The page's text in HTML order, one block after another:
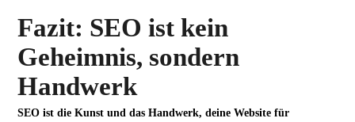
Fazit: SEO ist kein
Geheimnis, sondern
Handwerk
SEO ist die Kunst und das Handwerk, deine Website für